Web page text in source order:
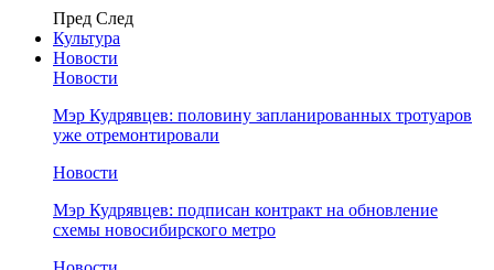
Пред След
Культура
Новости
Новости
Мэр Кудрявцев: половину запланированных тротуаров
уже отремонтировали
Новости
Мэр Кудрявцев: подписан контракт на обновление
схемы новосибирского метро